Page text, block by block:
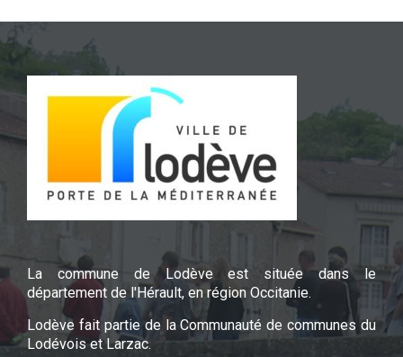
La commune de Lodève est située dans le
département de l'Hérault, en région Occitanie.
Lodève fait partie de la Communauté de communes du
Lodévois et Larzac.